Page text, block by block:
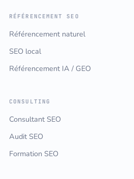
RÉFÉRENCEMENT SEO
Référencement naturel
SEO local
Référencement IA / GEO
CONSULTING
Consultant SEO
Audit SEO
Formation SEO